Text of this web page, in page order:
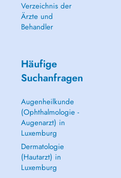
Verzeichnis der
Ärzte und
Behandler
Häufige
Suchanfragen
Augenheilkunde
(Ophthalmologie -
Augenarzt) in
Luxemburg
Dermatologie
(Hautarzt) in
Luxemburg